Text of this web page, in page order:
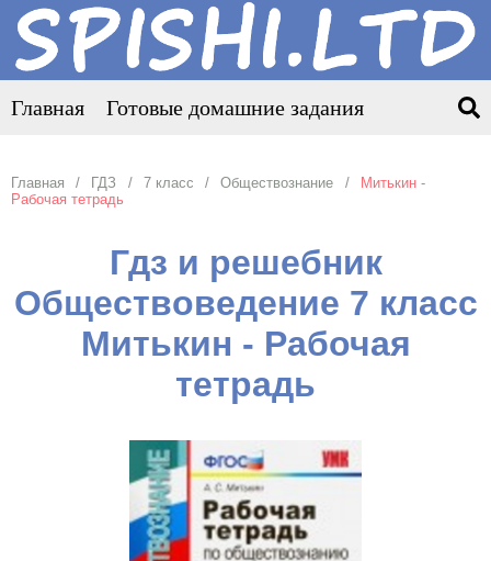
Главная Готовые домашние задания
Главная ГДЗ 7 класс Обществознание
Митькин -
Рабочая тетрадь
Гдз и решебник
Обществоведение 7 класс
Митькин - Рабочая
тетрадь